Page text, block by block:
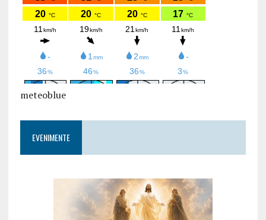
meteoblue
EVENIMENTE